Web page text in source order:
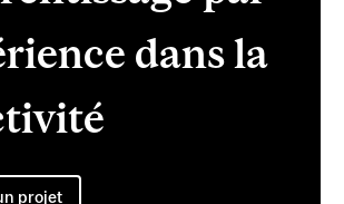
dans la
projet